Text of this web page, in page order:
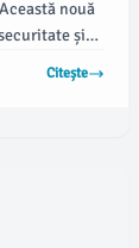
nouă
și
în
Citește